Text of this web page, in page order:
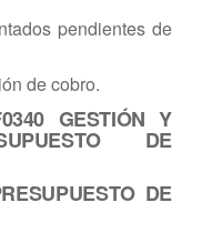
pendientes de
de cobro.
GESTIÓN Y
DE
DE